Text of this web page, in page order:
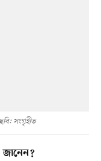
ছবি: সংগৃহীত